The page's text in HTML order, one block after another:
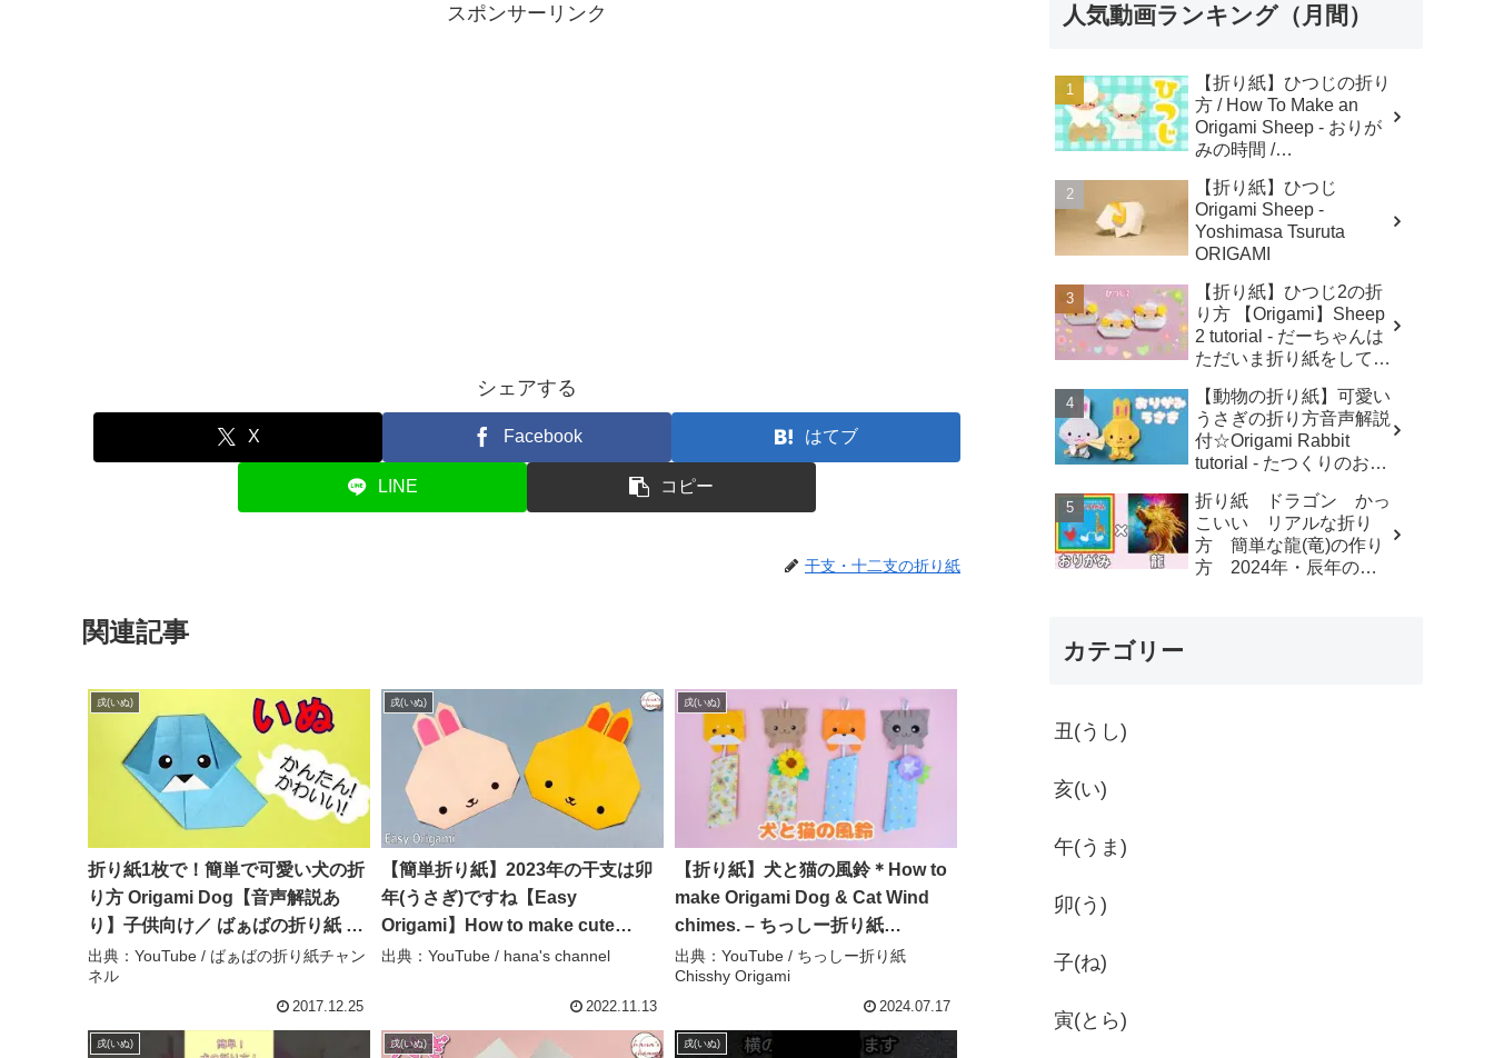
スポンサーリンク
シェアする
X Facebook はてブ
LINE コピー
干支・十二支の折り紙
関連記事
戌(いぬ)
折り紙1枚で！簡単で可愛い犬の折
り方 Origami Dog【音声解説あ
り】子供向け／ ばぁばの折り紙 –
ばぁばの折り紙チャンネル
出典：YouTube / ばぁばの折り紙チャン
ネル
2017.12.25
戌(いぬ)
【簡単折り紙】2023年の干支は卯
年(うさぎ)ですね【Easy
Origami】How to make cute
paper Rabbit 종이접기 토끼 干
出典：YouTube / hana's channel
2022.11.13
戌(いぬ)
【折り紙】犬と猫の風鈴＊How to
make Origami Dog & Cat Wind
chimes. – ちっしー折り紙
Chisshy Origami
出典：YouTube / ちっしー折り紙
Chisshy Origami
2024.07.17
戌(いぬ) 戌(いぬ) 戌(いぬ)
人気動画ランキング（月間）
【折り紙】ひつじの折り
方 / How To Make an
Origami Sheep - おりが
みの時間 /
【折り紙】ひつじ
Origami Sheep -
Yoshimasa Tsuruta
ORIGAMI
【折り紙】ひつじ2の折
り方 【Origami】Sheep
2 tutorial - だーちゃんは
ただいま折り紙をしてま
【動物の折り紙】可愛い
うさぎの折り方音声解説
付☆Origami Rabbit
tutorial - たつくりのおり
折り紙 ドラゴン かっ
こいい リアルな折り
方 簡単な龍(竜)の作り
方 2024年・辰年の干
カテゴリー
丑(うし)
亥(い)
午(うま)
卯(う)
子(ね)
寅(とら)